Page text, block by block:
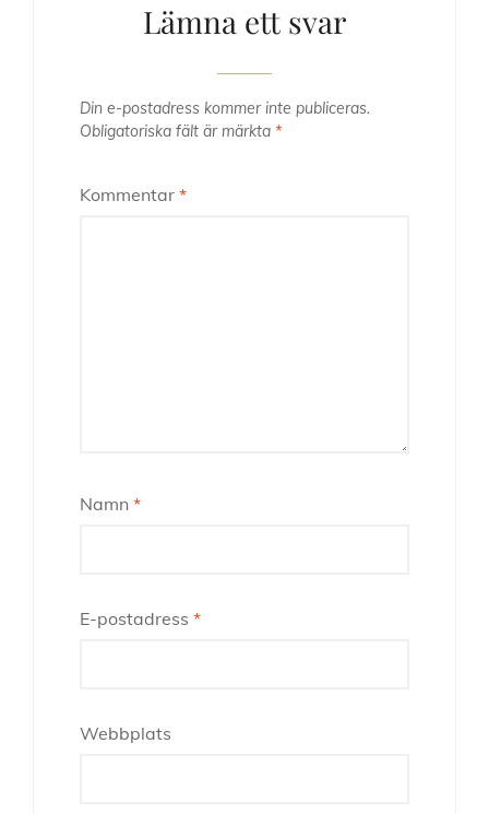
Lämna ett svar
Din e-postadress kommer inte publiceras.
Obligatoriska fält är märkta *
Kommentar *
Namn *
E-postadress *
Webbplats